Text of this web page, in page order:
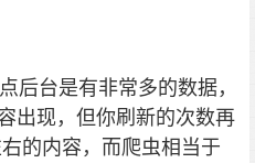
后台是有非常多的数据，
出现，但你刷新的次数再
的内容，而爬虫相当于